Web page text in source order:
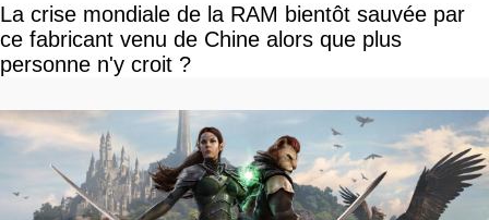
La crise mondiale de la RAM bientôt sauvée par
ce fabricant venu de Chine alors que plus
personne n'y croit ?